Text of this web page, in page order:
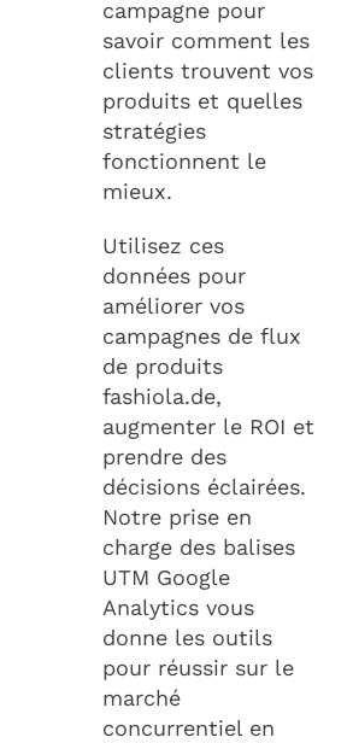
campagne pour
savoir comment les
clients trouvent vos
produits et quelles
stratégies
fonctionnent le
mieux.
Utilisez ces
données pour
améliorer vos
campagnes de flux
de produits
fashiola.de,
augmenter le ROI et
prendre des
décisions éclairées.
Notre prise en
charge des balises
UTM Google
Analytics vous
donne les outils
pour réussir sur le
marché
concurrentiel en